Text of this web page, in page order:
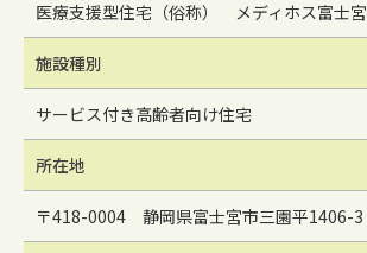
医療支援型住宅（俗称） メディホス富士宮
施設種別
サービス付き高齢者向け住宅
所在地
〒418-0004 静岡県富士宮市三園平1406-3